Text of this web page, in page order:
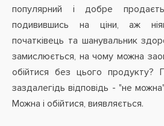
популярний і добре
подивившись на ціни, аж
початківець та шанувальник
замислюється, на чому можна
обійтися без цього продукту?
заздалегідь відповідь - "не
Можна і обійтися, виявляється.